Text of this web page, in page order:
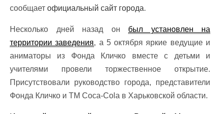
сообщает официальный сайт города.
Несколько дней назад он был установлен на
территории заведения, а 5 октября яркие ведущие и
аниматоры из Фонда Кличко вместе с детьми и
учителями провели торжественное открытие.
Присутствовали руководство города, представители
Фонда Кличко и ТМ Соса-Соla в Харьковской области.